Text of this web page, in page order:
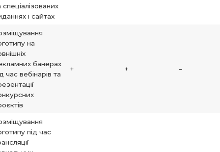
спеціалізованих
і сайтах
на
банерах
час вебінарів та
+ + –
під час